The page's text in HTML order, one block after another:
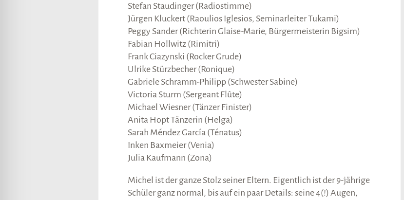
Stefan Staudinger (Radiostimme)
Jürgen Kluckert (Raoulios Iglesios, Seminarleiter Tukami)
Peggy Sander (Richterin Glaise-Marie, Bürgermeisterin Bigsim)
Fabian Hollwitz (Rimitri)
Frank Ciazynski (Rocker Grude)
Ulrike Stürzbecher (Ronique)
Gabriele Schramm-Philipp (Schwester Sabine)
Victoria Sturm (Sergeant Flûte)
Michael Wiesner (Tänzer Finister)
Anita Hopt Tänzerin (Helga)
Sarah Méndez García (Ténatus)
Inken Baxmeier (Venia)
Julia Kaufmann (Zona)
Michel ist der ganze Stolz seiner Eltern. Eigentlich ist der 9-jährige
Schüler ganz normal, bis auf ein paar Details: seine 4(!) Augen,